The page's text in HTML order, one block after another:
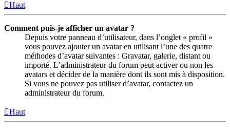
Haut
Comment puis-je afficher un avatar ?
Depuis votre panneau d’utilisateur, dans l’onglet « profil »
vous pouvez ajouter un avatar en utilisant l’une des quatre
méthodes d’avatar suivantes : Gravatar, galerie, distant ou
importé. L’administrateur du forum peut activer ou non les
avatars et décider de la manière dont ils sont mis à disposition.
Si vous ne pouvez pas utiliser d’avatar, contactez un
administrateur du forum.
Haut